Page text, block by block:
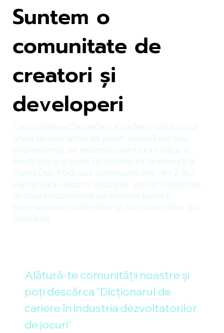
Alătură-te comunității noastre și
poți descărca "Dicționarul de
cariere în industria dezvoltatorilor
de jocuri"
Suntem o
comunitate de
creatori și
developeri
Comunitatea GameDev Academy este locul
unde dezvoltatorii de jocuri, începători sau
profesioniști, se reunesc pentru a învăța, a
împărtăși și a crea! Te invităm să urmărești și
GameDev Podcast, o emisiune live, din 2 în 2
săptămâni, despre educație, știri din industrie,
dezbateri cu invitați pe diferite teme și
promovarea studiourilor și dezvoltatorilor din
România.